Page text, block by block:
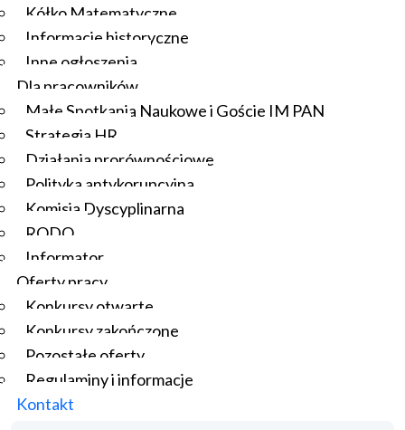
Kółko Matematyczne
Informacje historyczne
Inne ogłoszenia
Dla pracowników
Małe Spotkania Naukowe i Goście IM PAN
Strategia HR
Działania prorównościowe
Polityka antykorupcyjna
Komisja Dyscyplinarna
RODO
Informator
Oferty pracy
Konkursy otwarte
Konkursy zakończone
Pozostałe oferty
Regulaminy i informacje
Kontakt